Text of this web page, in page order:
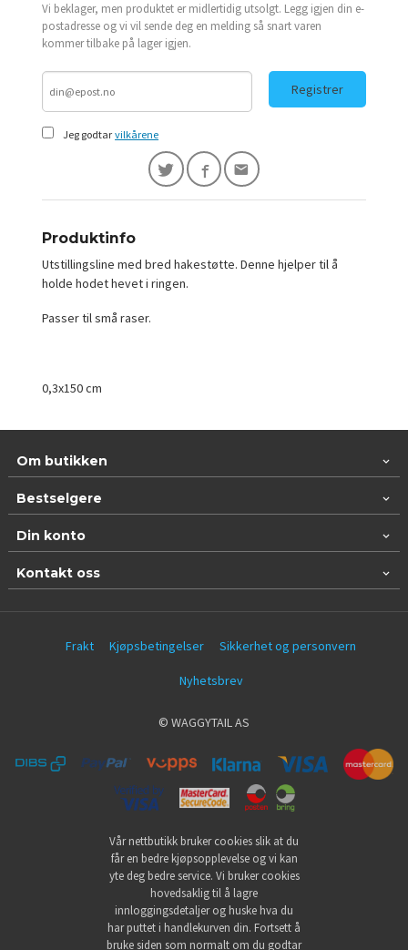
Vi beklager, men produktet er midlertidig utsolgt. Legg igjen din e-
postadresse og vi vil sende deg en melding så snart varen
kommer tilbake på lager igjen.
Jeg godtar vilkårene
Registrer
Produktinfo
Utstillingsline med bred hakestøtte. Denne hjelper til å
holde hodet hevet i ringen.
Passer til små raser.
0,3x150 cm
Om butikken
Bestselgere
Din konto
Kontakt oss
Frakt Kjøpsbetingelser Sikkerhet og personvern
Nyhetsbrev
© WAGGYTAIL AS
Vår nettbutikk bruker cookies slik at du
får en bedre kjøpsopplevelse og vi kan
yte deg bedre service. Vi bruker cookies
hovedsaklig til å lagre
innloggingsdetaljer og huske hva du
har puttet i handlekurven din. Fortsett å
bruke siden som normalt om du godtar